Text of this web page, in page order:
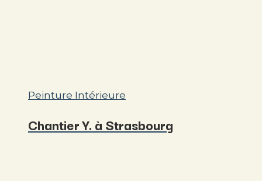
Peinture Intérieure
Chantier Y. à Strasbourg